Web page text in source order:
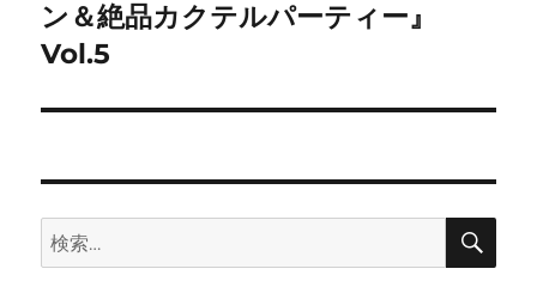
ョ
ン
投
稿:
ン＆絶品カクテルパーティー』
Vol.5
検
索:
検